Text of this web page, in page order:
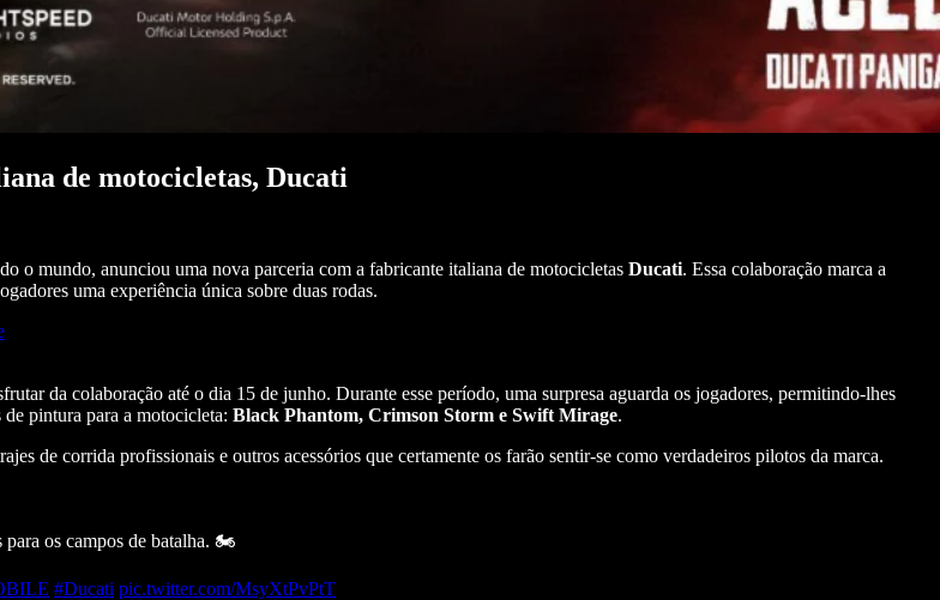
de motocicletas, Ducati
o mundo, anunciou uma nova parceria com a fabricante italiana de motocicletas Ducati. Essa colaboração marca a
uma experiência única sobre duas rodas.
da colaboração até o dia 15 de junho. Durante esse período, uma surpresa aguarda os jogadores, permitindo-lhes
pintura para a motocicleta: Black Phantom, Crimson Storm e Swift Mirage.
de corrida profissionais e outros acessórios que certamente os farão sentir-se como verdadeiros pilotos da marca.
para os campos de batalha. 🏍
#Ducati pic.twitter.com/MsyXtPvPtT